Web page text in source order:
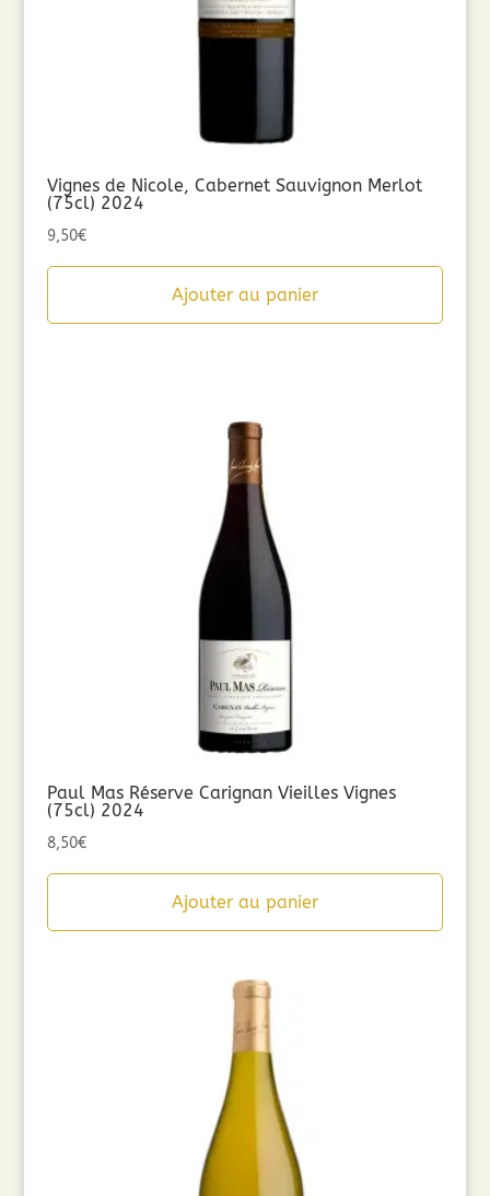
Vignes de Nicole, Cabernet Sauvignon Merlot
(75cl) 2024
9,50€
Ajouter au panier
Paul Mas Réserve Carignan Vieilles Vignes
(75cl) 2024
8,50€
Ajouter au panier